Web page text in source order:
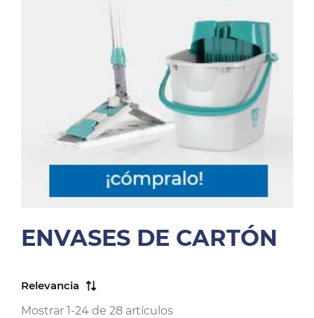
ENVASES DE CARTÓN
Relevancia
Mostrar 1-24 de 28 artículos